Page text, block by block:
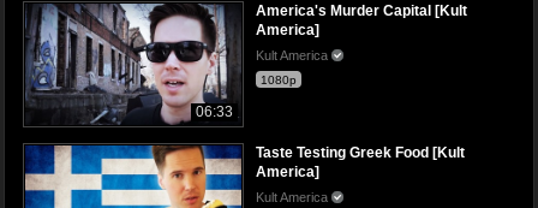
06:33
America's Murder Capital [Kult
America]
Kult America
1080p
Taste Testing Greek Food [Kult
America]
Kult America